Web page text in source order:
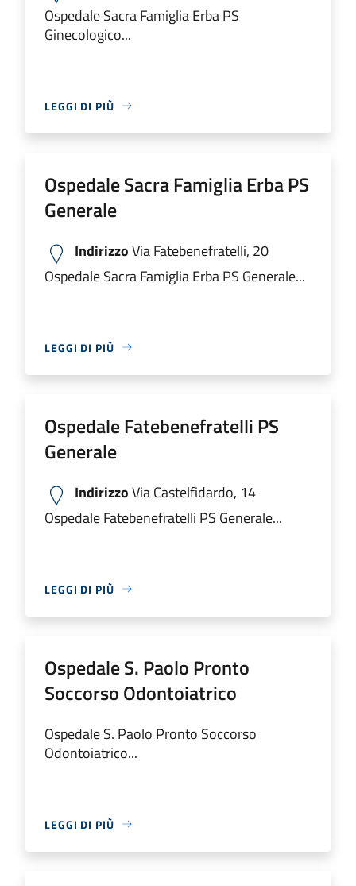
Ospedale Sacra Famiglia Erba PS
Ginecologico...
LEGGI DI PIÙ
Ospedale Sacra Famiglia Erba PS
Generale
IndirizzoVia Fatebenefratelli, 20
Ospedale Sacra Famiglia Erba PS Generale...
LEGGI DI PIÙ
Ospedale Fatebenefratelli PS
Generale
IndirizzoVia Castelfidardo, 14
Ospedale Fatebenefratelli PS Generale...
LEGGI DI PIÙ
Ospedale S. Paolo Pronto
Soccorso Odontoiatrico
Ospedale S. Paolo Pronto Soccorso
Odontoiatrico...
LEGGI DI PIÙ